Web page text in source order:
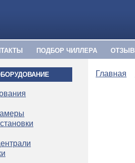
ПОДБОР ЧИЛЛЕРА
Главная